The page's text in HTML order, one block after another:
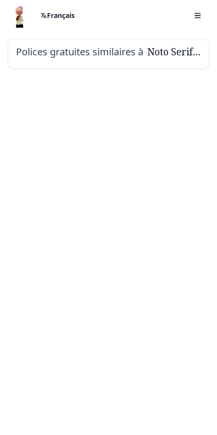
Français
Polices gratuites similaires à Noto Serif Devanagari